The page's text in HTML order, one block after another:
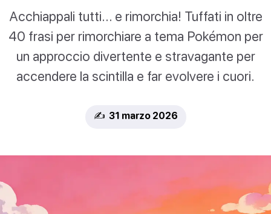
Acchiappali tutti... e rimorchia! Tuffati in oltre
40 frasi per rimorchiare a tema Pokémon per
un approccio divertente e stravagante per
accendere la scintilla e far evolvere i cuori.
✍️ 31 marzo 2026